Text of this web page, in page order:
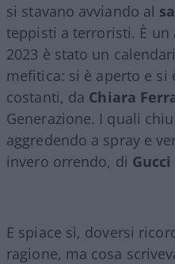
si stavano avviando al
teppisti a terroristi. È
2023 è stato un
mefitica: si è aperto e si
costanti, da Chiara
Generazione. I quali
aggredendo a spray e
invero orrendo, di Gucci
E spiace sì, doversi
ragione, ma cosa